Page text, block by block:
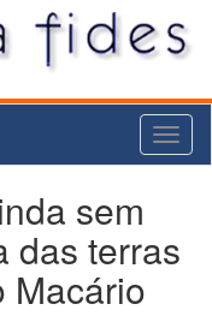
sem
das terras
Macário